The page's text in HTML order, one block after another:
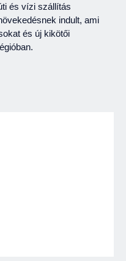
és vízi szállítás
indult, ami
és új kikötői